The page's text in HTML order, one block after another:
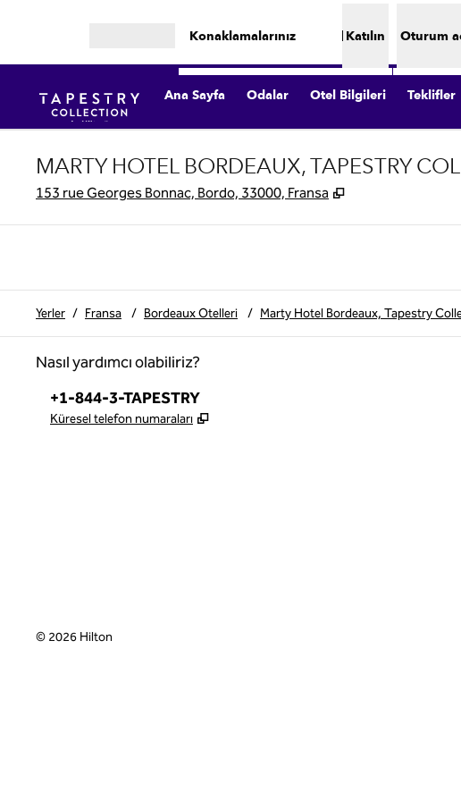
Konaklamalarınız Katılın Oturum
Ana Sayfa Odalar Otel Bilgileri Teklifler
MARTY HOTEL BORDEAUX, TAPESTRY
153 rue Georges Bonnac, Bordo, 33000, Fransa ,
Yerler / Fransa / Bordeaux Otelleri / Marty Hotel Bordeaux, Tapestry
Nasıl yardımcı olabiliriz?
Telefon:
+1-844-3-TAPESTRY
Küresel telefon numaraları ,
© 2026 Hilton